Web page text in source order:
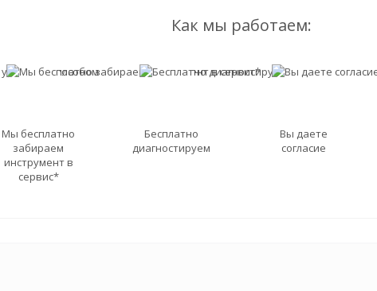
Как мы работаем:
Мы бесплатно
забираем
инструмент в
сервис*
Бесплатно
диагностируем
Вы даете
согласие